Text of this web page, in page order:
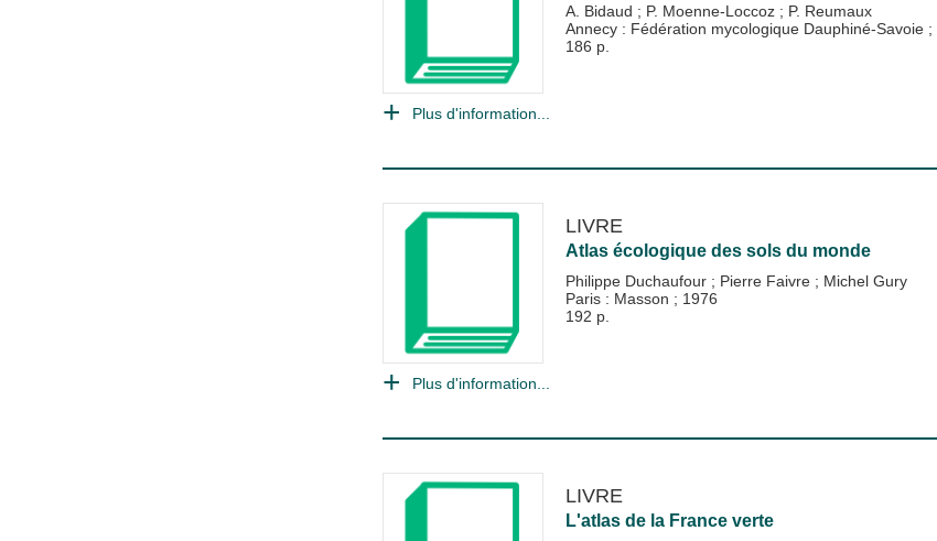
A. Bidaud ; P. Moenne-Loccoz ; P. Reumaux
Annecy : Fédération mycologique Dauphiné-Savoie ;
186 p.
Plus d'information...
LIVRE
Atlas écologique des sols du monde
Philippe Duchaufour ; Pierre Faivre ; Michel Gury
Paris : Masson ; 1976
192 p.
Plus d'information...
LIVRE
L'atlas de la France verte